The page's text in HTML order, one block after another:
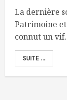
La dernière
Patrimoine
connut un
SUITE ...